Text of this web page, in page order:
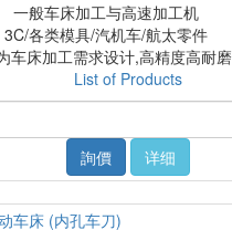
一般车床加工与高速加工机
3C/各类模具/汽机车/航太零件
车床加工需求设计,高精度高耐磨
List of Products
詢價
详细